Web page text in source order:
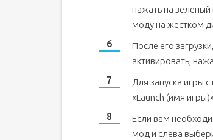
нажать на
моду на жёстком
После его
активировать,
Для запуска игры
«Launch (имя
Если вам
мод и слева